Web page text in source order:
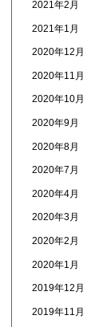
2021年2月
2021年1月
2020年12月
2020年11月
2020年10月
2020年9月
2020年8月
2020年7月
2020年4月
2020年3月
2020年2月
2020年1月
2019年12月
2019年11月